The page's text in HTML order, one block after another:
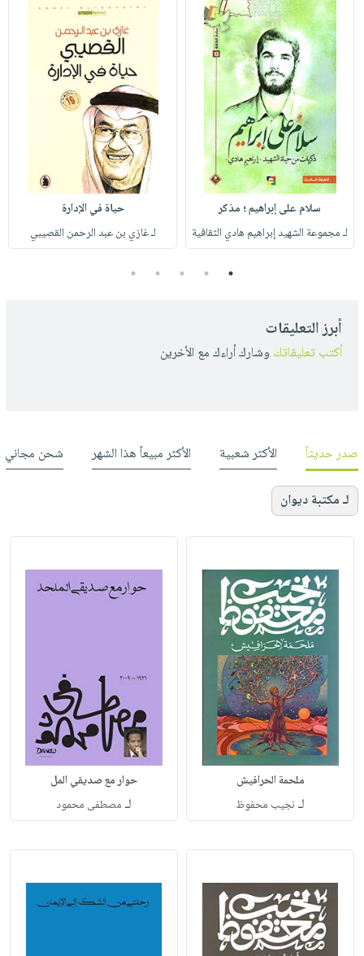
سلام على إبراهيم ؛ مذكر
لـ مجموعة الشهيد إبراهيم هادي الثقافية
حياة في الإدارة
لـ غازي بن عبد الرحمن القصيبي
1
2
3
4
5
أبرز التعليقات
أكتب تعليقاتك وشارك أراءك مع الأخرين
صدر حديثاً الأكثر شعبية الأكثر مبيعاً هذا الشهر شحن مجاني
لـ مكتبة ديوان
ملحمة الحرافيش
لـ نجيب محفوظ
حوار مع صديقي المل
لـ مصطفى محمود